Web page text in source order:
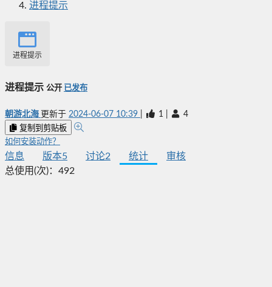
进程提示
进程提示
进程提示 公开 已发布
朝游北海 更新于 2024-06-07 10:39 1 4
复制到剪贴板
如何安装动作？
信息 版本5 讨论2 统计
审核
总使用(次)： 492